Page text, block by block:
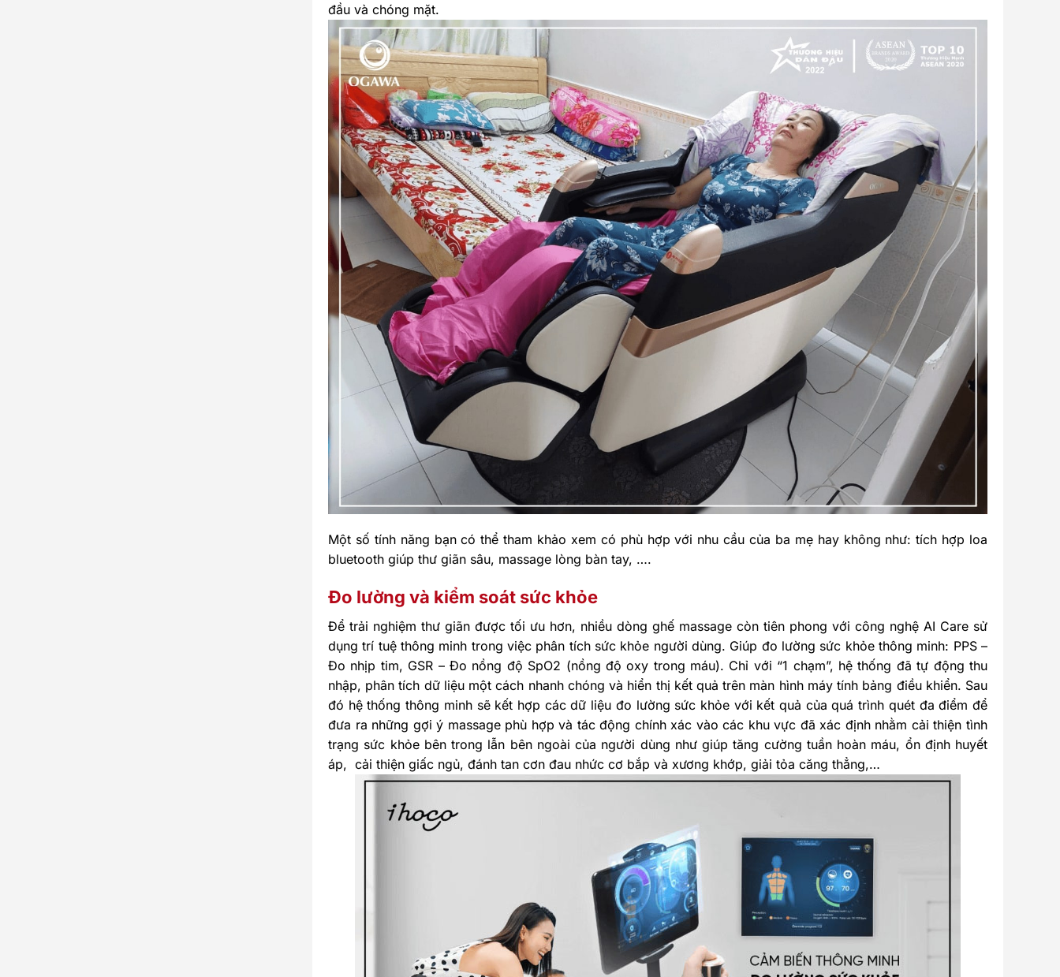
đầu và chóng mặt.
Một số tính năng bạn có thể tham khảo xem có phù hợp với nhu cầu của ba mẹ hay không như: tích hợp loa
bluetooth giúp thư giãn sâu, massage lòng bàn tay, ….
Đo lường và kiểm soát sức khỏe
Để trải nghiệm thư giãn được tối ưu hơn, nhiều dòng ghế massage còn tiên phong với công nghệ AI Care sử
dụng trí tuệ thông minh trong việc phân tích sức khỏe người dùng. Giúp đo lường sức khỏe thông minh: PPS –
Đo nhịp tim, GSR – Đo nồng độ SpO2 (nồng độ oxy trong máu). Chỉ với “1 chạm”, hệ thống đã tự động thu
nhập, phân tích dữ liệu một cách nhanh chóng và hiển thị kết quả trên màn hình máy tính bảng điều khiển. Sau
đó hệ thống thông minh sẽ kết hợp các dữ liệu đo lường sức khỏe với kết quả của quá trình quét đa điểm để
đưa ra những gợi ý massage phù hợp và tác động chính xác vào các khu vực đã xác định nhằm cải thiện tình
trạng sức khỏe bên trong lẫn bên ngoài của người dùng như giúp tăng cường tuần hoàn máu, ổn định huyết
áp, cải thiện giấc ngủ, đánh tan cơn đau nhức cơ bắp và xương khớp, giải tỏa căng thẳng,…